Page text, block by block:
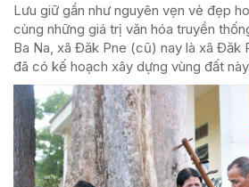
Lưu giữ gần như nguyên vẹn vẻ đẹp
cùng những giá trị văn hóa truyền
Ba Na, xã Đăk Pne (cũ) nay là xã Đăk
đã có kế hoạch xây dựng vùng đất